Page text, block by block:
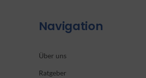
Navigation
Über uns
Ratgeber